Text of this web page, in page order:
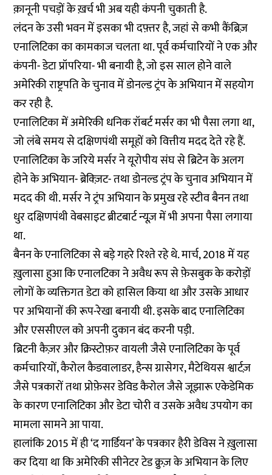
क़ानूनी पचड़ों के ख़र्च भी अब यही कंपनी चुकाती है.
लंदन के उसी भवन में इसका भी दफ़्तर है, जहां से कभी कैंब्रिज़
एनालिटिका का कामकाज चलता था. पूर्व कर्मचारियों ने एक और
कंपनी- डेटा प्रॉपरिया- भी बनायी है, जो इस साल होने वाले
अमेरिकी राष्ट्रपति के चुनाव में डोनल्ड ट्रंप के अभियान में सहयोग
कर रही है.
एनालिटिका में अमेरिकी धनिक रॉबर्ट मर्सर का भी पैसा लगा था,
जो लंबे समय से दक्षिणपंथी समूहों को वित्तीय मदद देते रहे हैं.
एनालिटिका के जरिये मर्सर ने यूरोपीय संघ से ब्रिटेन के अलग
होने के अभियान- ब्रेक्ज़िट- तथा डोनल्ड ट्रंप के चुनाव अभियान में
मदद की थी. मर्सर ने ट्रंप अभियान के प्रमुख रहे स्टीव बैनन तथा
धुर दक्षिणपंथी वेबसाइट ब्रीटबार्ट न्यूज़ में भी अपना पैसा लगाया
था.
बैनन के एनालिटिका से बड़े गहरे रिश्ते रहे थे. मार्च, 2018 में यह
ख़ुलासा हुआ कि एनालटिका ने अवैध रूप से फ़ेसबुक के करोड़ों
लोगों के व्यक्तिगत डेटा को हासिल किया था और उसके आधार
पर अभियानों की रूप-रेखा बनायी थी. इसके बाद एनालिटिका
और एससीएल को अपनी दुकान बंद करनी पड़ी.
ब्रिटनी कैज़र और क्रिस्टोफ़र वायली जैसे एनालिटिका के पूर्व
कर्मचारियों, कैरोल कैडवालाडर, हैन्स ग्रासेगर, मैटेथियस श्वार्टज़
जैसे पत्रकारों तथा प्रोफ़ेसर डेविड कैरोल जैसे जूझारू एकेडेमिक
के कारण एनालिटिका और डेटा चोरी व उसके अवैध उपयोग का
मामला सामने आ पाया.
हालांकि 2015 में ही ‘द गार्डियन’के पत्रकार हैरी डेविस ने ख़ुलासा
कर दिया था कि अमेरिकी सीनेटर टेड क़्रुज़ के अभियान के लिए